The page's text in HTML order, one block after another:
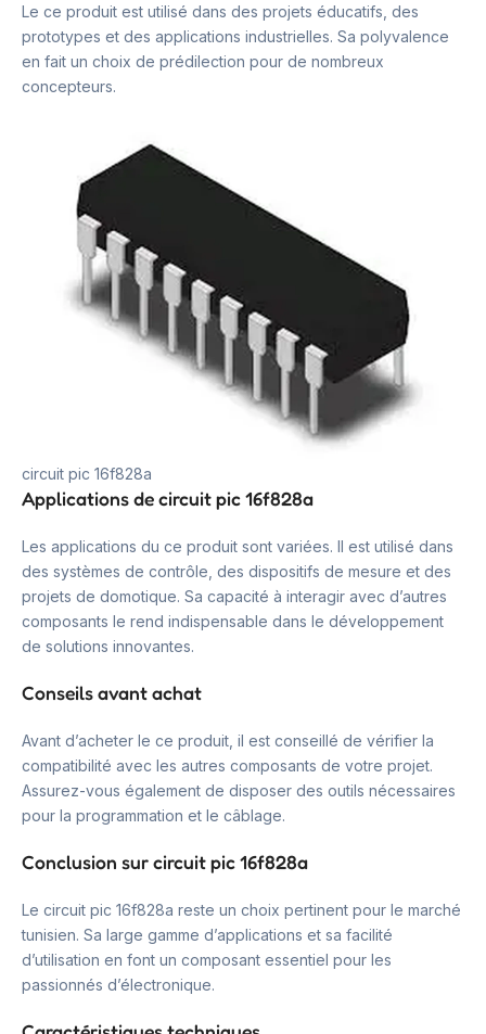
Le ce produit est utilisé dans des projets éducatifs, des
prototypes et des applications industrielles. Sa polyvalence
en fait un choix de prédilection pour de nombreux
concepteurs.
circuit pic 16f828a
Applications de circuit pic 16f828a
Les applications du ce produit sont variées. Il est utilisé dans
des systèmes de contrôle, des dispositifs de mesure et des
projets de domotique. Sa capacité à interagir avec d’autres
composants le rend indispensable dans le développement
de solutions innovantes.
Conseils avant achat
Avant d’acheter le ce produit, il est conseillé de vérifier la
compatibilité avec les autres composants de votre projet.
Assurez-vous également de disposer des outils nécessaires
pour la programmation et le câblage.
Conclusion sur circuit pic 16f828a
Le circuit pic 16f828a reste un choix pertinent pour le marché
tunisien. Sa large gamme d’applications et sa facilité
d’utilisation en font un composant essentiel pour les
passionnés d’électronique.